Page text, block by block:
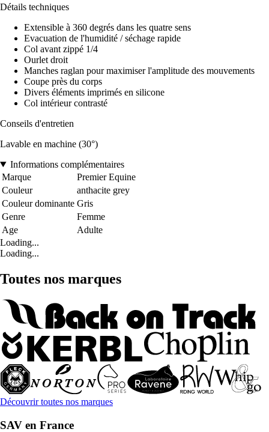
Détails techniques
Extensible à 360 degrés dans les quatre sens
Evacuation de l'humidité / séchage rapide
Col avant zippé 1/4
Ourlet droit
Manches raglan pour maximiser l'amplitude des mouvements
Coupe près du corps
Divers éléments imprimés en silicone
Col intérieur contrasté
Conseils d'entretien
Lavable en machine (30°)
Informations complémentaires
Marque
Premier Equine
Couleur
anthacite grey
Couleur dominante Gris
Genre
Femme
Age
Adulte
Loading...
Loading...
Toutes nos marques
Découvrir toutes nos marques
SAV en France